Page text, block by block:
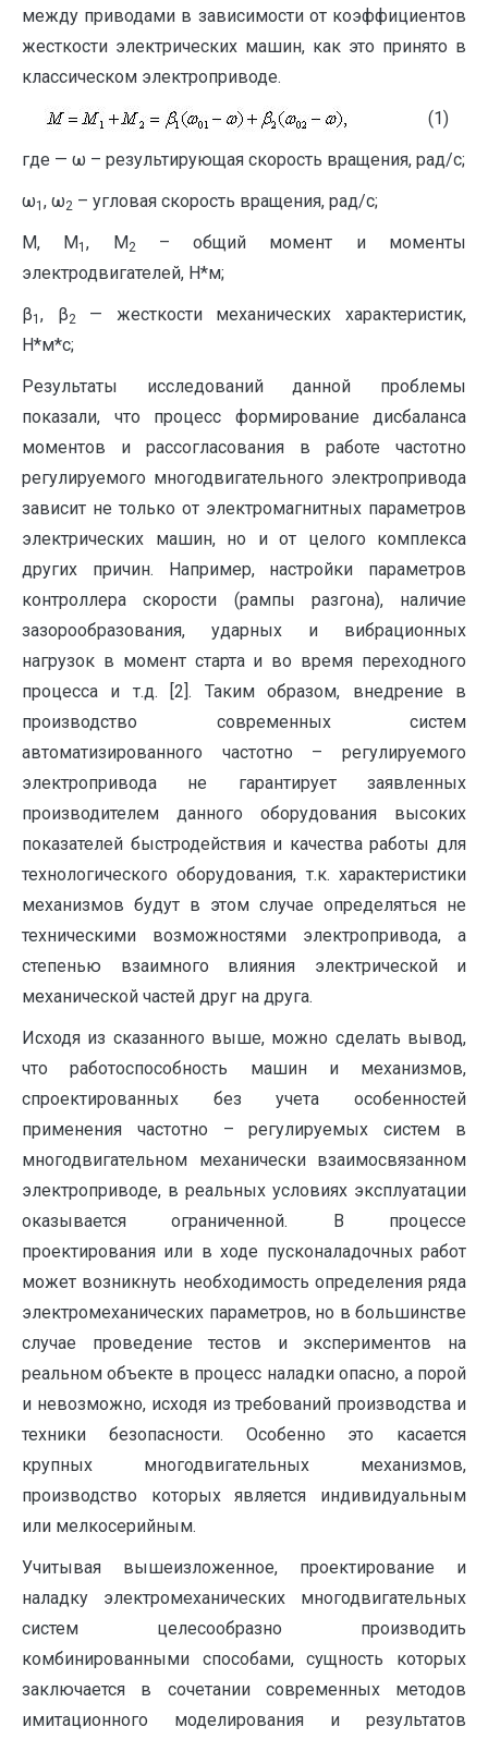
между приводами в зависимости от коэффициентов
жесткости электрических машин, как это принято в
классическом электроприводе.
(1)
где — ω – результирующая скорость вращения, рад/с;
ω1 , ω2 – угловая скорость вращения, рад/с;
М, М1, М2
– общий момент и моменты
электродвигателей, Н*м;
β1 , β2
— жесткости механических характеристик,
Н*м*с;
Результаты исследований данной проблемы
показали, что процесс формирование дисбаланса
моментов и рассогласования в работе частотно
регулируемого многодвигательного электропривода
зависит не только от электромагнитных параметров
электрических машин, но и от целого комплекса
других причин. Например, настройки параметров
контроллера скорости (рампы разгона), наличие
зазорообразования, ударных и вибрационных
нагрузок в момент старта и во время переходного
процесса и т.д. [2]. Таким образом, внедрение в
производство современных систем
автоматизированного частотно – регулируемого
электропривода не гарантирует заявленных
производителем данного оборудования высоких
показателей быстродействия и качества работы для
технологического оборудования, т.к. характеристики
механизмов будут в этом случае определяться не
техническими возможностями электропривода, а
степенью взаимного влияния электрической и
механической частей друг на друга.
Исходя из сказанного выше, можно сделать вывод,
что работоспособность машин и механизмов,
спроектированных без учета особенностей
применения частотно – регулируемых систем в
многодвигательном механически взаимосвязанном
электроприводе, в реальных условиях эксплуатации
оказывается ограниченной. В процессе
проектирования или в ходе пусконаладочных работ
может возникнуть необходимость определения ряда
электромеханических параметров, но в большинстве
случае проведение тестов и экспериментов на
реальном объекте в процесс наладки опасно, а порой
и невозможно, исходя из требований производства и
техники безопасности. Особенно это касается
крупных многодвигательных механизмов,
производство которых является индивидуальным
или мелкосерийным.
Учитывая вышеизложенное, проектирование и
наладку электромеханических многодвигательных
систем целесообразно производить
комбинированными способами, сущность которых
заключается в сочетании современных методов
имитационного моделирования и результатов